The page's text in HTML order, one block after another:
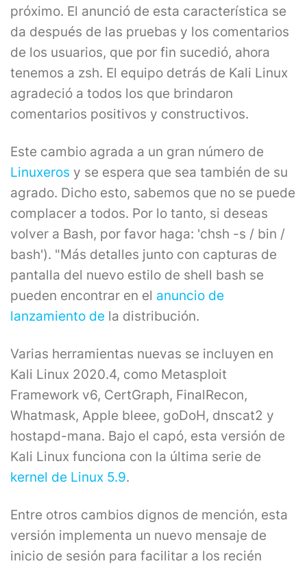
próximo. El anunció de esta característica se
da después de las pruebas y los comentarios
de los usuarios, que por fin sucedió, ahora
tenemos a zsh. El equipo detrás de Kali Linux
agradeció a todos los que brindaron
comentarios positivos y constructivos.
Este cambio agrada a un gran número de
Linuxeros y se espera que sea también de su
agrado. Dicho esto, sabemos que no se puede
complacer a todos. Por lo tanto, si deseas
volver a Bash, por favor haga: 'chsh -s / bin /
bash'). "Más detalles junto con capturas de
pantalla del nuevo estilo de shell bash se
pueden encontrar en el anuncio de
lanzamiento de la distribución.
Varias herramientas nuevas se incluyen en
Kali Linux 2020.4, como Metasploit
Framework v6, CertGraph, FinalRecon,
Whatmask, Apple bleee, goDoH, dnscat2 y
hostapd-mana. Bajo el capó, esta versión de
Kali Linux funciona con la última serie de
kernel de Linux 5.9.
Entre otros cambios dignos de mención, esta
versión implementa un nuevo mensaje de
inicio de sesión para facilitar a los recién